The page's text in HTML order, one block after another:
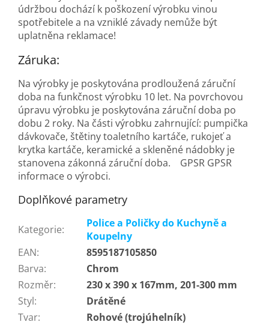
údržbou dochází k poškození výrobku vinou
spotřebitele a na vzniklé závady nemůže být
uplatněna reklamace!
Záruka:
Na výrobky je poskytována prodloužená záruční
doba na funkčnost výrobku 10 let. Na povrchovou
úpravu výrobku je poskytována záruční doba po
dobu 2 roky. Na části výrobku zahrnující: pumpička
dávkovače, štětiny toaletního kartáče, rukojeť a
krytka kartáče, keramické a skleněné nádobky je
stanovena zákonná záruční doba. GPSR GPSR
informace o výrobci.
Doplňkové parametry
Kategorie:
Police a Poličky do Kuchyně a
Koupelny
EAN:
8595187105850
Barva:
Chrom
Rozměr:
230 x 390 x 167mm, 201-300 mm
Styl:
Drátěné
Tvar:
Rohové (trojúhelník)